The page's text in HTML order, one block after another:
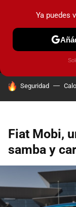
MENÚ
HOY SE HABLA DE
Seguridad
Fiat Mobi,
samba y
Ya puedes